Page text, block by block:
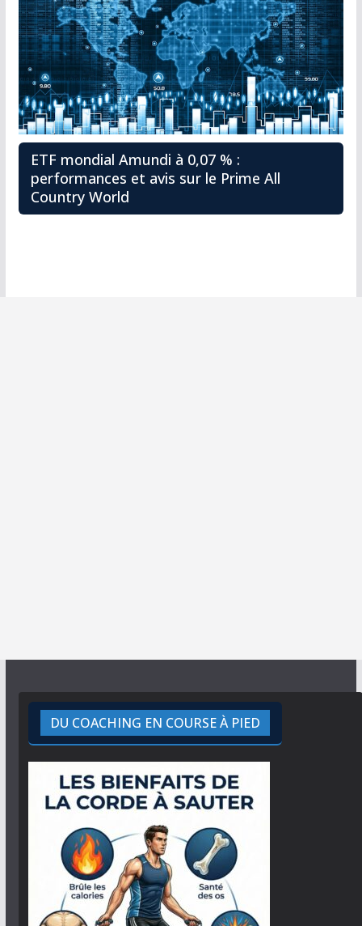
ETF mondial Amundi à 0,07 % :
performances et avis sur le Prime All
Country World
DU COACHING EN COURSE À PIED